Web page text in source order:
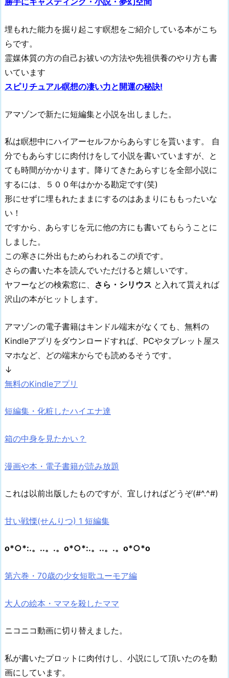
埋もれた能力を掘り起こす瞑想をご紹介している本がこち
らです。
霊媒体質の方の自己お祓いの方法や先祖供養のやり方も書
いています
スピリチュアル瞑想の凄い力と開運の秘訣!
アマゾンで新たに短編集と小説を出しました。
私は瞑想中にハイアーセルフからあらすじを貰います。 自
分でもあらすじに肉付けをして小説を書いていますが、と
ても時間がかかります。降りてきたあらすじを全部小説に
するには、５００年はかかる勘定です(笑)
形にせずに埋もれたままにするのはあまりにももったいな
い！
ですから、あらすじを元に他の方にも書いてもらうことに
しました。
この寒さに外出もためらわれるこの頃です。
さらの書いた本を読んでいただけると嬉しいです。
ヤフーなどの検索窓に、 さら・シリウス と入れて貰えれば
沢山の本がヒットします。
アマゾンの電子書籍はキンドル端末がなくても、無料の
Kindleアプリをダウンロードすれば、PCやタブレット屋ス
マホなど、どの端末からでも読めるそうです。
↓
無料のKindleアプリ
短編集・化粧したハイエナ達
箱の中身を見たかい？
漫画や本・電子書籍が読み放題
これは以前出版したものですが、宜しければどうぞ(#^.^#)
甘い戦慄(せんりつ) 1 短編集
o*○*:.。..。.。o*○*:.。..。.。o*○*o
第六巻・70歳の少女短歌ユーモア編
大人の絵本・ママを殺したママ
ニコニコ動画に切り替えました。
私が書いたプロットに肉付けし、小説にして頂いたのを動
画にしています。